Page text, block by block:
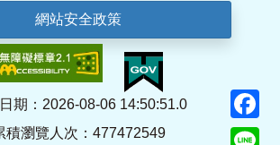
網站安全政策
期：2026-08-06 14:50:51.0
積瀏覽人次：477472549